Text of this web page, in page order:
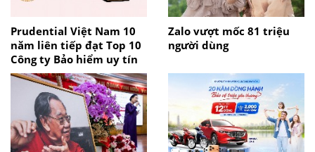
Prudential Việt Nam 10
năm liên tiếp đạt Top 10
Công ty Bảo hiểm uy tín
Zalo vượt mốc 81 triệu
người dùng